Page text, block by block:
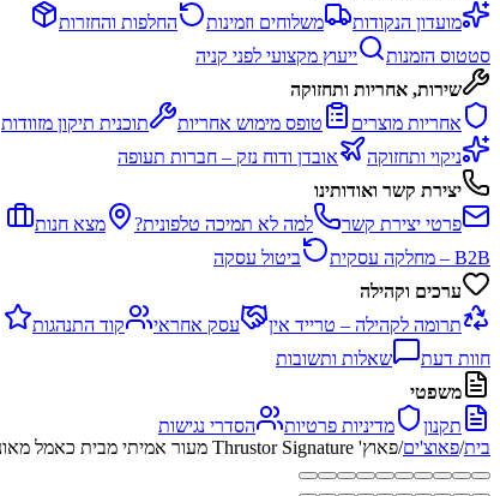
מועדון הנקודות
משלוחים וזמינות
החלפות והחזרות
סטטוס הזמנות
ייעוץ מקצועי לפני קניה
שירות, אחריות ותחזוקה
אחריות מוצרים
טופס מימוש אחריות
תוכנית תיקון מזוודות
ניקוי ותחזוקה
אובדן ודוח נזק – חברות תעופה
יצירת קשר ואודותינו
פרטי יצירת קשר
למה לא תמיכה טלפונית?
מצא חנות
B2B – מחלקה עסקית
ביטול עסקה
ערכים וקהילה
תרומה לקהילה – טרייד אין
עסק אחראי
קוד התנהגות
חוות דעת
שאלות ותשובות
משפטי
תקנון
מדיניות פרטיות
הסדרי נגישות
בית/פאוצ'ים/פאוץ' Thrustor Signature מעור אמיתי מבית כאמל מאונטיין